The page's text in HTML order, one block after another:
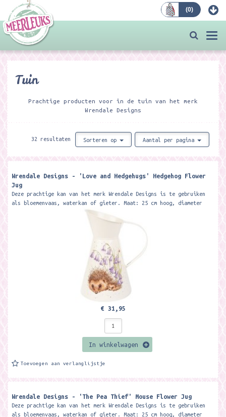
(0)
Tuin
Prachtige producten voor in de tuin van het merk
Wrendale Designs
32 resultaten Sorteren op Aantal per pagina
Wrendale Designs - 'Love and Hedgehugs' Hedgehog Flower
Jug
Deze prachtige kan van het merk Wrendale Designs is te gebruiken
als bloemenvaas, waterkan of gieter. Maat: 25 cm hoog, diameter
€ 31,95
In winkelwagen
Toevoegen aan verlanglijstje
Wrendale Designs - 'The Pea Thief' Mouse Flower Jug
Deze prachtige kan van het merk Wrendale Designs is te gebruiken
als bloemenvaas, waterkan of gieter. Maat: 25 cm hoog, diameter